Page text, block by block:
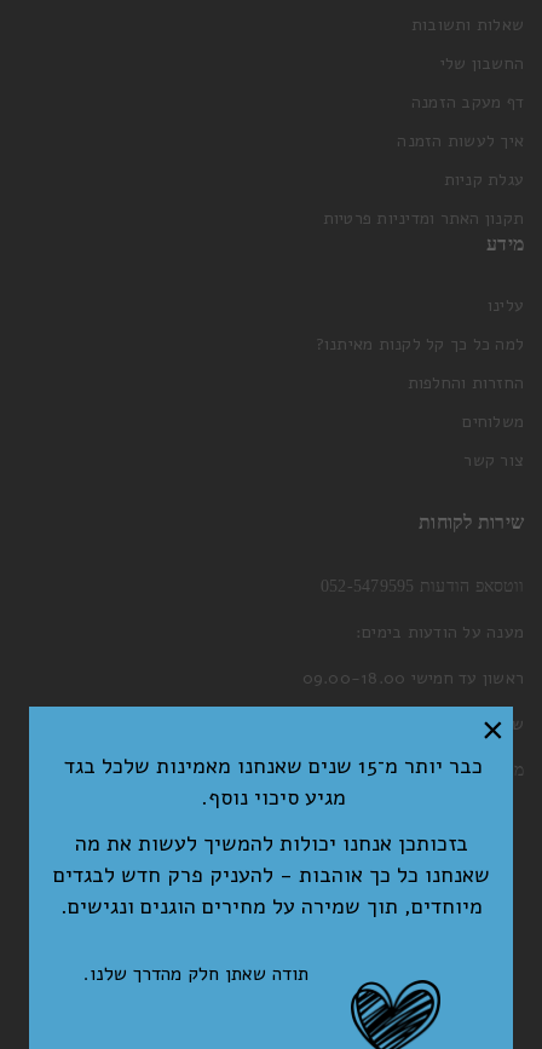
שאלות ותשובות
החשבון שלי
דף מעקב הזמנה
איך לעשות הזמנה
עגלת קניות
תקנון האתר ומדיניות פרטיות
מידע
עלינו
למה כל כך קל לקנות מאיתנו?
החזרות והחלפות
משלוחים
צור קשר
שירות לקוחות
ווטסאפ הודעות 052-5479595
מענה על הודעות בימים:
ראשון עד חמישי 09.00-18.00
שישי 09.00-13.00
מייל: welcome@nitichic.com
©כל הזכויות שמורות Niti Online 2010
כבר יותר מ־15 שנים שאנחנו מאמינות שלכל בגד
מגיע סיכוי נוסף.
בזכותכן אנחנו יכולות להמשיך לעשות את מה
שאנחנו כל כך אוהבות - להעניק פרק חדש לבגדים
מיוחדים, תוך שמירה על מחירים הוגנים ונגישים.
תודה שאתן חלק מהדרך שלנו.
×